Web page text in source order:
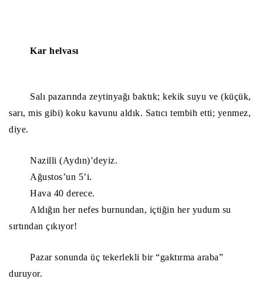
Kar helvası
Salı pazarında zeytinyağı baktık; kekik suyu ve (küçük,
sarı, mis gibi) koku kavunu aldık. Satıcı tembih etti; yenmez,
diye.
Nazilli (Aydın)’deyiz.
Ağustos’un 5’i.
Hava 40 derece.
Aldığın her nefes burnundan, içtiğin her yudum su
sırtından çıkıyor!
Pazar sonunda üç tekerlekli bir “gaktırma araba”
duruyor.